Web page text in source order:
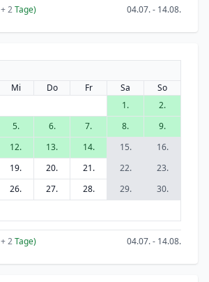
+ 2Tage) 04.07. - 14.08.
Mi Do Fr Sa
So
1.
2.
5. 6. 7. 8.
9.
12. 13. 14. 15.
16.
19. 20. 21. 22.
23.
26. 27. 28. 29.
30.
+ 2Tage) 04.07. - 14.08.